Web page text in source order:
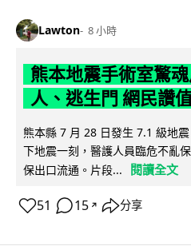
Lawton 8 小時
熊本地震手術室驚
人、逃生門 網民讚
熊本縣 7 月 28 日發生 7.1 級地
下地震一刻，醫護人員臨危不亂
保出口流通。片段...
閱讀全文
51 15 ↗ 分享